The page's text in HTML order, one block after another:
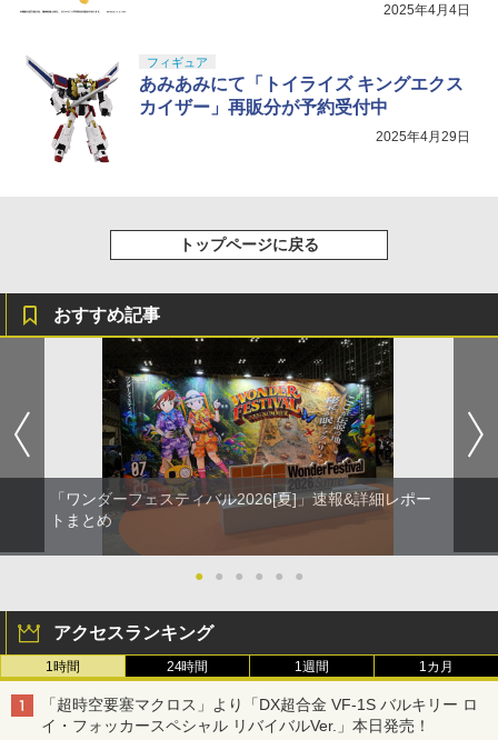
2025年4月4日
フィギュア
あみあみにて「トイライズ キングエクス
カイザー」再販分が予約受付中
2025年4月29日
トップページに戻る
おすすめ記事
「ワンダーフェスティバル2026[夏]」速報&詳細レポー
トまとめ
● ● ● ● ● ●
アクセスランキング
1時間 24時間 1週間 1カ月
「超時空要塞マクロス」より「DX超合金 VF-1S バルキリー ロ
イ・フォッカースペシャル リバイバルVer.」本日発売！